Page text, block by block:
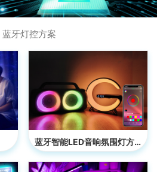
蓝牙灯控方案
蓝牙智能LED音响氛围灯方案